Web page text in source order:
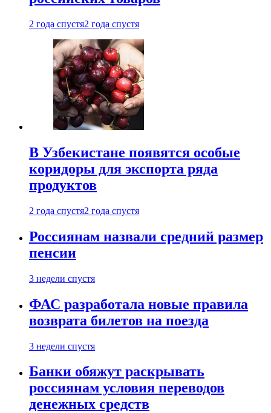
2 года спустя2 года спустя
В Узбекистане появятся особые
коридоры для экспорта ряда
продуктов
2 года спустя2 года спустя
Россиянам назвали средний размер
пенсии
3 недели спустя
ФАС разработала новые правила
возврата билетов на поезда
3 недели спустя
Банки обяжут раскрывать
россиянам условия переводов
денежных средств